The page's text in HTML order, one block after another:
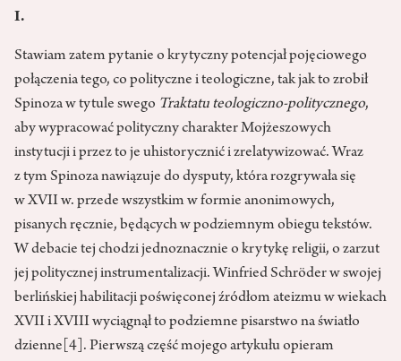
I.
Stawiam zatem pytanie o krytyczny potencjał pojęciowego
połączenia tego, co polityczne i teologiczne, tak jak to zrobił
Spinoza w tytule swego Traktatu teologiczno-politycznego,
aby wypracować polityczny charakter Mojżeszowych
instytucji i przez to je uhistorycznić i zrelatywizować. Wraz
z tym Spinoza nawiązuje do dysputy, która rozgrywała się
w XVII w. przede wszystkim w formie anonimowych,
pisanych ręcznie, będących w podziemnym obiegu tekstów.
W debacie tej chodzi jednoznacznie o krytykę religii, o zarzut
jej politycznej instrumentalizacji. Winfried Schröder w swojej
berlińskiej habilitacji poświęconej źródłom ateizmu w wiekach
XVII i XVIII wyciągnął to podziemne pisarstwo na światło
dzienne [4] . Pierwszą część mojego artykułu opieram